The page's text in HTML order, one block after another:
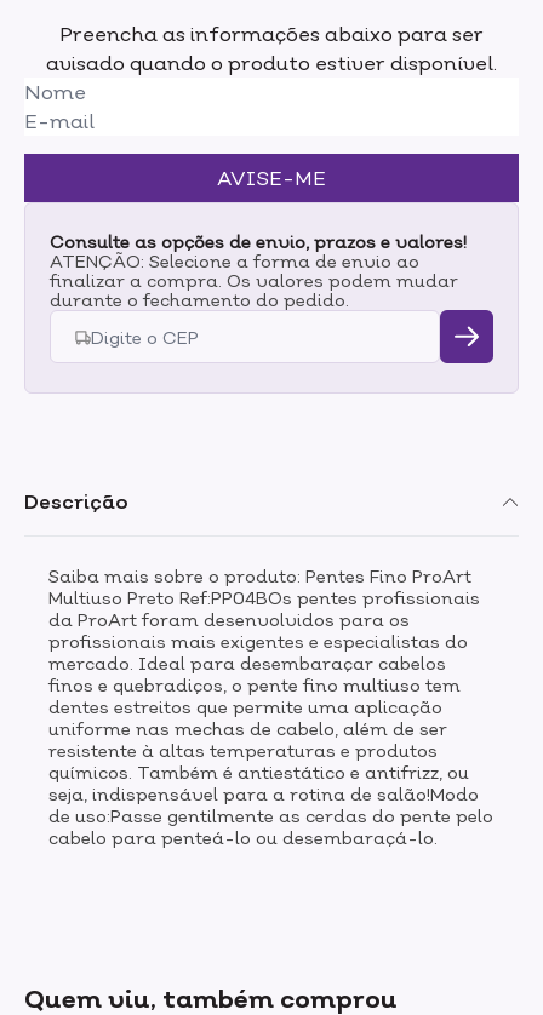
desembaraçar cabelos finos e quebradiços, o pente
fino multiuso tem dentes estreitos que permite uma
aplicação uniforme nas mechas de cabelo, além de ser
resistente à altas temperaturas e produtos químicos.
uso:Passe gentilmente as cerdas do pente pelo cabelo
para penteá-lo ou desembaraçá-lo.
Preencha as informações abaixo para ser
avisado quando o produto estiver disponível.
AVISE-ME
Consulte as opções de envio, prazos e valores!
ATENÇÃO: Selecione a forma de envio ao
finalizar a compra. Os valores podem mudar
durante o fechamento do pedido.
Descrição
Saiba mais sobre o produto: Pentes Fino ProArt
Multiuso Preto Ref:PP04BOs pentes profissionais
da ProArt foram desenvolvidos para os
profissionais mais exigentes e especialistas do
mercado. Ideal para desembaraçar cabelos
finos e quebradiços, o pente fino multiuso tem
dentes estreitos que permite uma aplicação
uniforme nas mechas de cabelo, além de ser
resistente à altas temperaturas e produtos
químicos. Também é antiestático e antifrizz, ou
seja, indispensável para a rotina de salão!Modo
de uso:Passe gentilmente as cerdas do pente pelo
cabelo para penteá-lo ou desembaraçá-lo.
Quem viu, também comprou